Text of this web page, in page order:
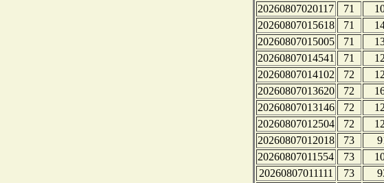
20260807020117
71
20260807015618
71
20260807015005
71
20260807014541
71
20260807014102
72
20260807013620
72
20260807013146
72
20260807012504
72
20260807012018
73
20260807011554
73
20260807011111
73